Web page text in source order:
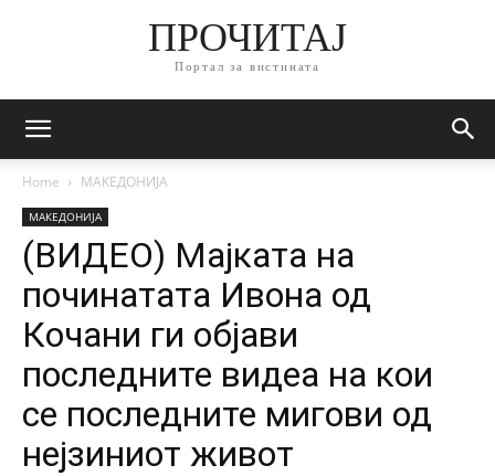
ПРОЧИТАЈ
Портал за вистината
Home МАКЕДОНИЈА
МАКЕДОНИЈА
(ВИДЕО) Мајката на
починатата Ивона од
Кочани ги објави
последните видеа на кои
се последните мигови од
нејзиниот живот